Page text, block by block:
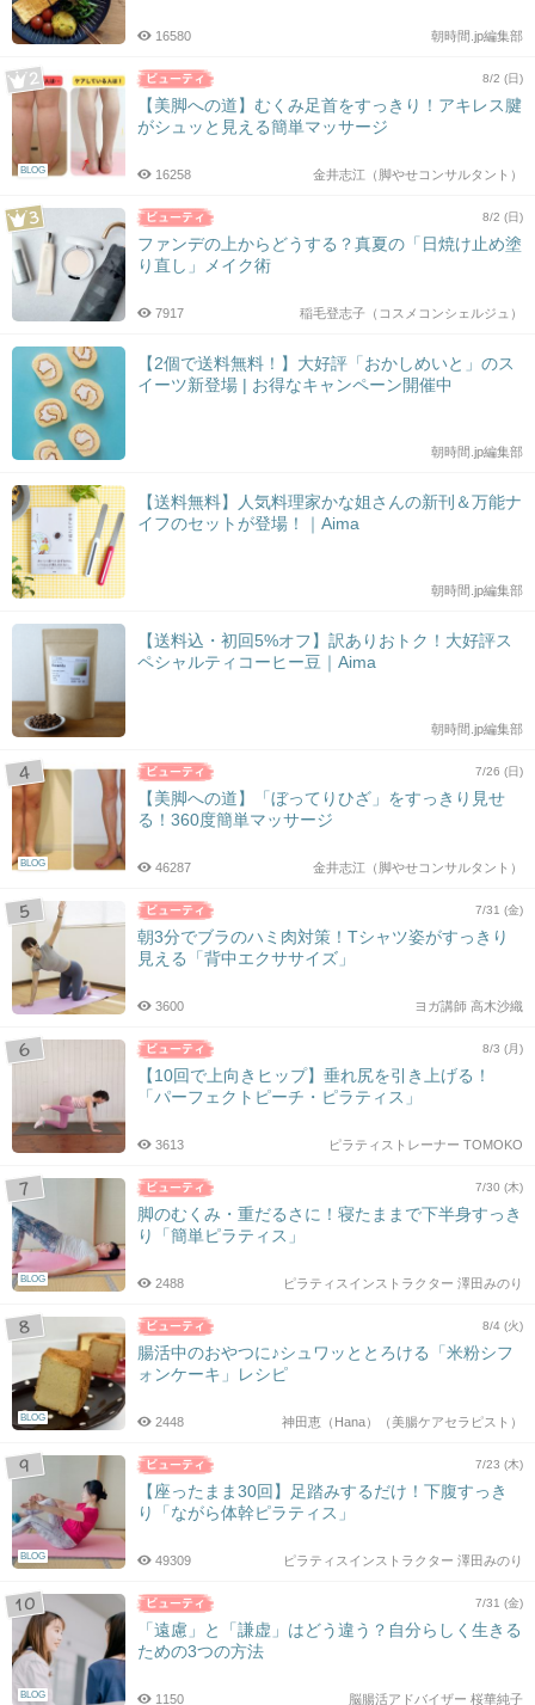
朝時間.jp編集部
16580
BLOG
8/2 (日)
【美脚への道】むくみ足首をすっきり！アキレス腱
がシュッと見える簡単マッサージ
金井志江（脚やせコンサルタント）
16258
8/2 (日)
ファンデの上からどうする？真夏の「日焼け止め塗
り直し」メイク術
稲毛登志子（コスメコンシェルジュ）
7917
【2個で送料無料！】大好評「おかしめいと」のス
イーツ新登場 | お得なキャンペーン開催中
朝時間.jp編集部
【送料無料】人気料理家かな姐さんの新刊＆万能ナ
イフのセットが登場！｜Aima
朝時間.jp編集部
【送料込・初回5%オフ】訳ありおトク！大好評ス
ペシャルティコーヒー豆｜Aima
朝時間.jp編集部
BLOG
7/26 (日)
【美脚への道】「ぼってりひざ」をすっきり見せ
る！360度簡単マッサージ
金井志江（脚やせコンサルタント）
46287
7/31 (金)
朝3分でブラのハミ肉対策！Tシャツ姿がすっきり
見える「背中エクササイズ」
ヨガ講師 高木沙織
3600
8/3 (月)
【10回で上向きヒップ】垂れ尻を引き上げる！
「パーフェクトピーチ・ピラティス」
ピラティストレーナー TOMOKO
3613
BLOG
7/30 (木)
脚のむくみ・重だるさに！寝たままで下半身すっき
り「簡単ピラティス」
ピラティスインストラクター 澤田みのり
2488
BLOG
8/4 (火)
腸活中のおやつに♪シュワッととろける「米粉シフ
ォンケーキ」レシピ
神田恵（Hana）（美腸ケアセラピスト）
2448
BLOG
7/23 (木)
【座ったまま30回】足踏みするだけ！下腹すっき
り「ながら体幹ピラティス」
ピラティスインストラクター 澤田みのり
49309
BLOG
7/31 (金)
「遠慮」と「謙虚」はどう違う？自分らしく生きる
ための3つの方法
脳腸活アドバイザー 桜華純子
1150